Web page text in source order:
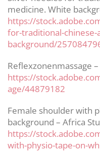
medicine. White
https://
for-traditional-
background/
Reflexzonenmassage
https://
age/44879182
Female shoulder with
background – Africa
https://
with-physio-tape-on-